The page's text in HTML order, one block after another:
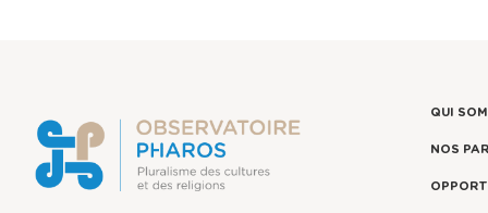
QUI
NOS